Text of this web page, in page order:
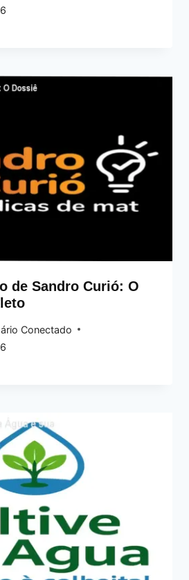
de Sandro Curió: O
Conectado